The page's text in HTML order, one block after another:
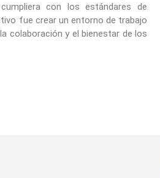
con los estándares de
fue crear un entorno de trabajo
colaboración y el bienestar de los